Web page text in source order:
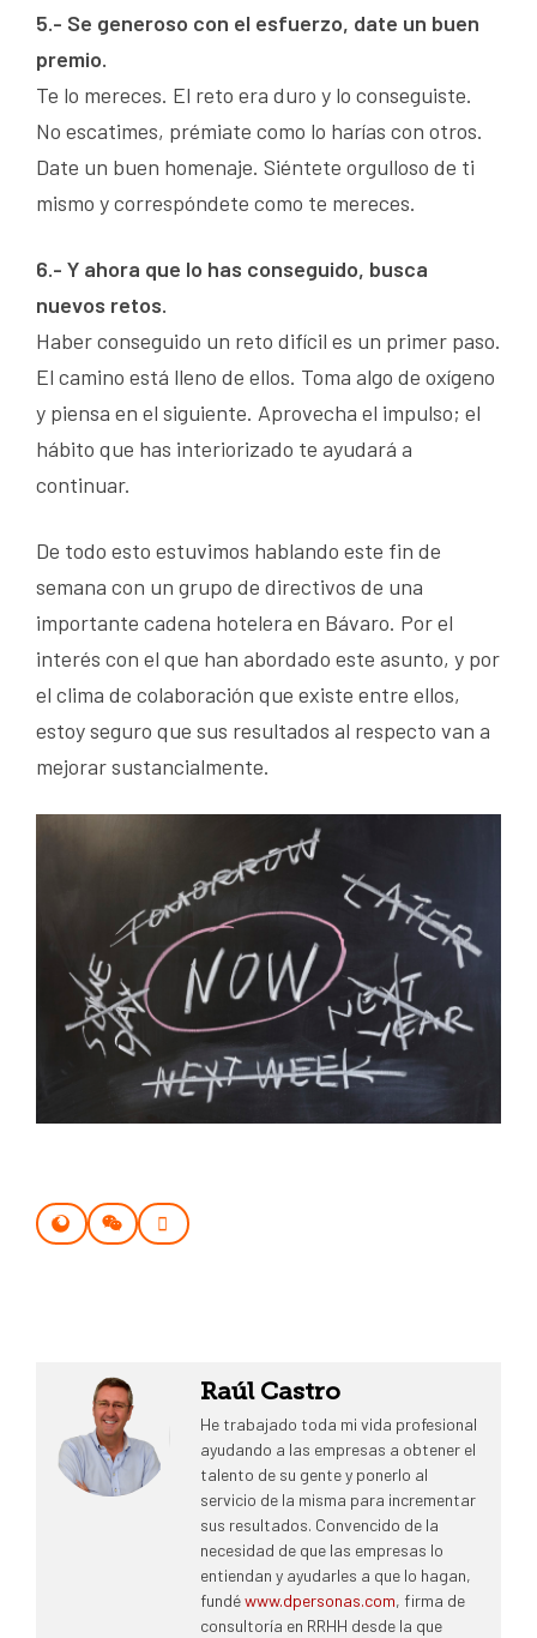
5.- Se generoso con el esfuerzo, date un buen
premio.
Te lo mereces. El reto era duro y lo conseguiste.
No escatimes, prémiate como lo harías con otros.
Date un buen homenaje. Siéntete orgulloso de ti
mismo y correspóndete como te mereces.
6.- Y ahora que lo has conseguido, busca
nuevos retos.
Haber conseguido un reto difícil es un primer paso.
El camino está lleno de ellos. Toma algo de oxígeno
y piensa en el siguiente. Aprovecha el impulso; el
hábito que has interiorizado te ayudará a
continuar.
De todo esto estuvimos hablando este fin de
semana con un grupo de directivos de una
importante cadena hotelera en Bávaro. Por el
interés con el que han abordado este asunto, y por
el clima de colaboración que existe entre ellos,
estoy seguro que sus resultados al respecto van a
mejorar sustancialmente.
Raúl Castro
He trabajado toda mi vida profesional
ayudando a las empresas a obtener el
talento de su gente y ponerlo al
servicio de la misma para incrementar
sus resultados. Convencido de la
necesidad de que las empresas lo
entiendan y ayudarles a que lo hagan,
fundéwww.dpersonas.com, firma de
consultoría en RRHH desde la que